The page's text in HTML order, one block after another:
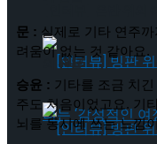
의 선율
문 : 실제로 기타 연주
려움이 없는 것 같아요.
승윤 : 기타를 조금 치
주도 처음이었고요. 기
뇌를 동시에 쓰는 느낌